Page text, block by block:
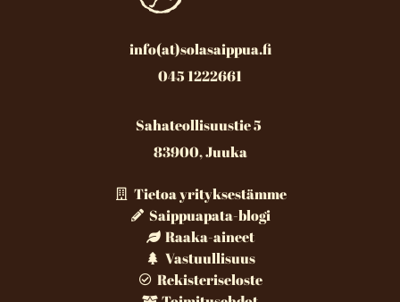
info(at)solasaippua.fi
045 1222661
Sahateollisuustie 5
83900, Juuka
Tietoa yrityksestämme
Saippuapata-blogi
Raaka-aineet
Vastuullisuus
Rekisteriseloste